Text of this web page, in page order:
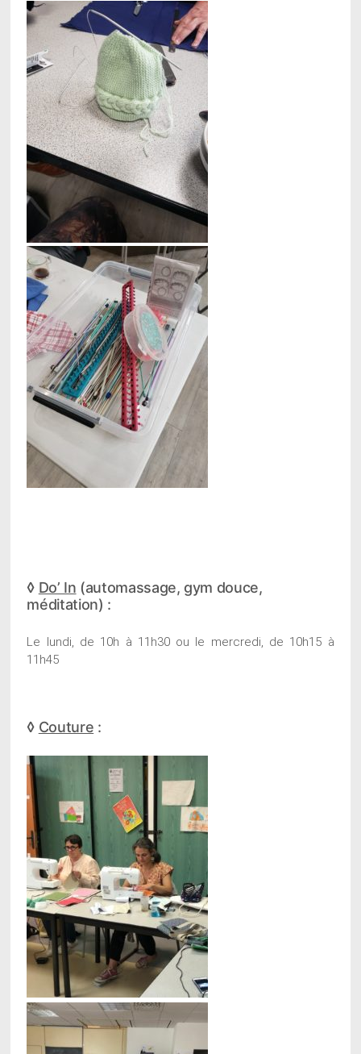
◊ Do’ In (automassage, gym douce,
méditation) :
Le lundi, de 10h à 11h30 ou le mercredi, de 10h15 à
11h45
◊ Couture :